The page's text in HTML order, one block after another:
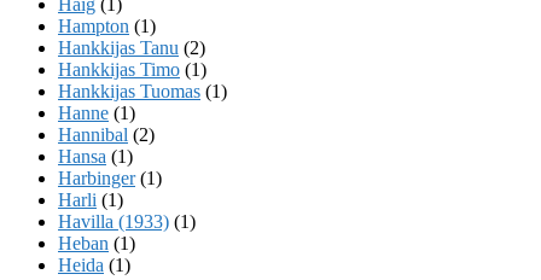
Hampton (1)
Hankkijas Tanu (2)
Hankkijas Timo (1)
Hankkijas Tuomas (1)
Hanne (1)
Hannibal (2)
Hansa (1)
Harbinger(1)
Harli (1)
Havilla (1933) (1)
Heban (1)
Heida (1)